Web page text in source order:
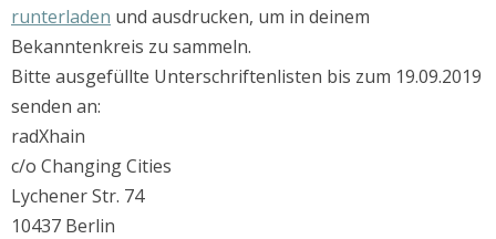
runterladen und ausdrucken, um in deinem
Bekanntenkreis zu sammeln.
Bitte ausgefüllte Unterschriftenlisten bis zum 19.09.2019
senden an:
radXhain
c/o Changing Cities
Lychener Str. 74
10437 Berlin